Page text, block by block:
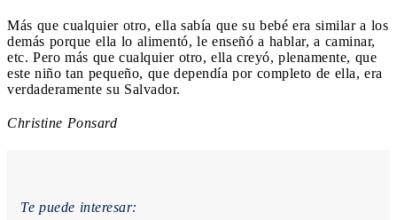
Más que cualquier otro, ella sabía que su bebé era similar a los
demás porque ella lo alimentó, le enseñó a hablar, a caminar,
etc. Pero más que cualquier otro, ella creyó, plenamente, que
este niño tan pequeño, que dependía por completo de ella, era
verdaderamente su Salvador.
Christine Ponsard
Te puede interesar: